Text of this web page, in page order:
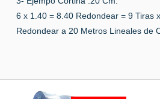
6 x 1.40 = 8.40 Redondear = 9 Tiras
Redondear a 20 Metros Lineales de